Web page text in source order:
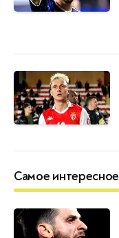
Самое интересное